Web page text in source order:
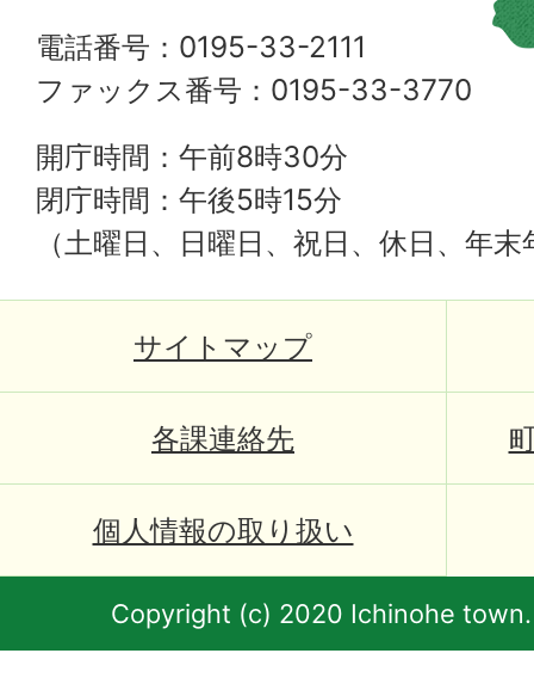
電話番号：0195-33-2111
ファックス番号：0195-33-3770
開庁時間：午前8時30分
閉庁時間：午後5時15分
（土曜日、日曜日、祝日、休日、年
サイトマップ
各課連絡先
個人情報の取り扱い
Copyright (c) 2020 Ichinohe